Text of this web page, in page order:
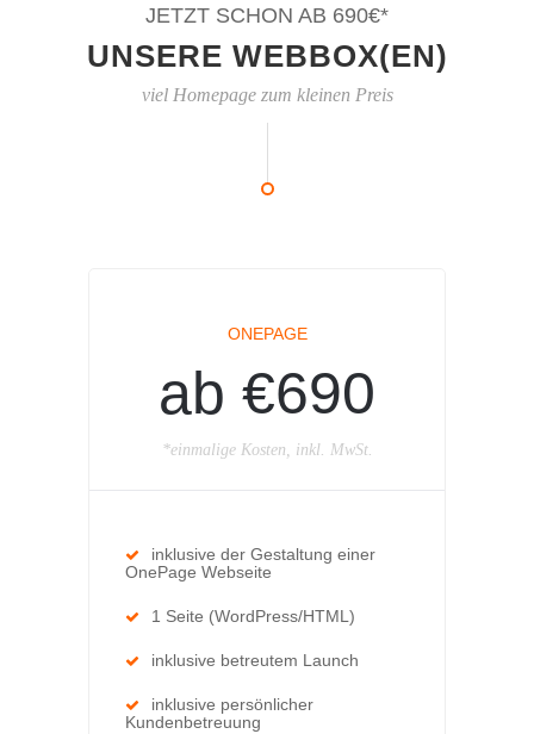
JETZT SCHON AB 690€*
UNSERE WEBBOX(EN)
viel Homepage zum kleinen Preis
ONEPAGE
ab €690
*einmalige Kosten, inkl. MwSt.
inklusive der Gestaltung einer
OnePage Webseite
1 Seite (WordPress/HTML)
inklusive betreutem Launch
inklusive persönlicher
Kundenbetreuung